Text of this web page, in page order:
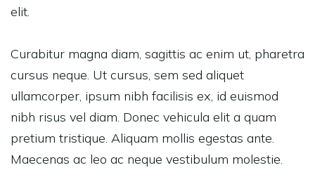
elit.
Curabitur magna diam, sagittis ac enim ut, pharetra
cursus neque. Ut cursus, sem sed aliquet
ullamcorper, ipsum nibh facilisis ex, id euismod
nibh risus vel diam. Donec vehicula elit a quam
pretium tristique. Aliquam mollis egestas ante.
Maecenas ac leo ac neque vestibulum molestie.